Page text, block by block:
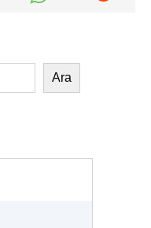
Ara